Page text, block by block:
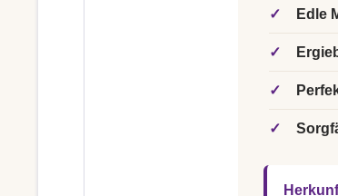
✓ Edle
✓
✓
✓